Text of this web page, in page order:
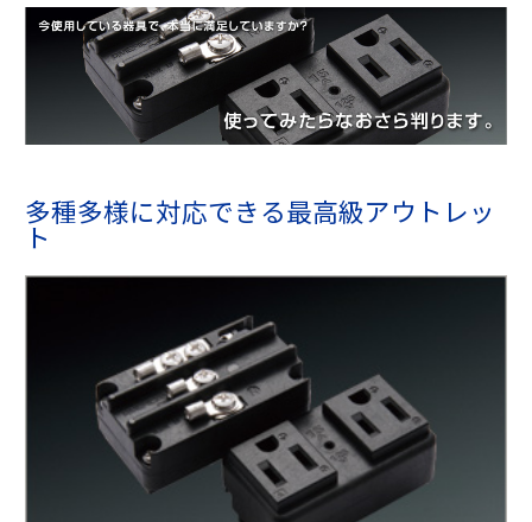
多種多様に対応できる最高級アウトレッ
ト